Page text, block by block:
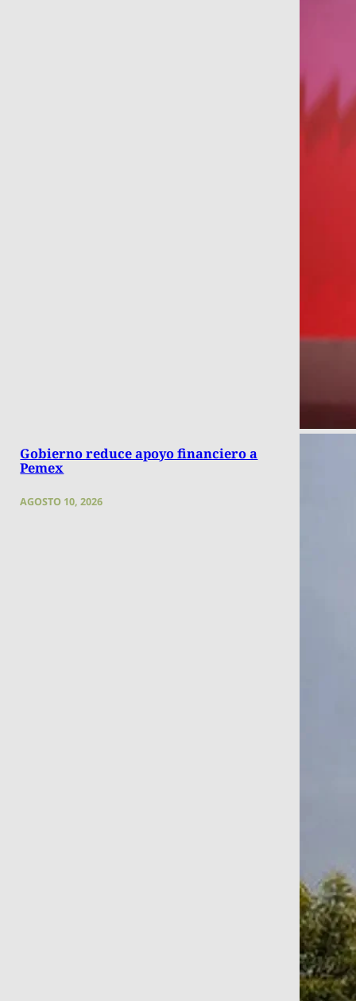
Gobierno reduce apoyo financiero a
Pemex
AGOSTO 10, 2026